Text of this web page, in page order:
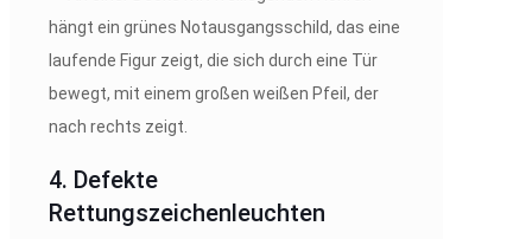
4. Defekte
Rettungszeichenleuchten